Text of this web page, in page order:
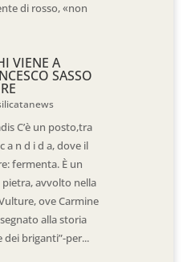
di rosso, «non
VIENE A
SASSO
C’è un posto,tra
a n d i d a, dove il
fermenta. È un
pietra, avvolto nella
ove Carmine
alla storia
dei briganti”-per...